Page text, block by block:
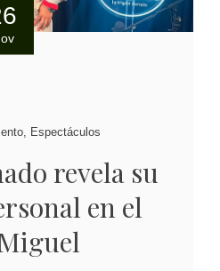
, Espectáculos
revela su
en el